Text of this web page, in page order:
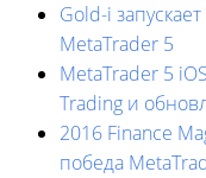
Gold-i
MetaTrader 5
MetaTrader 5
Trading и
2016 Finance
победа